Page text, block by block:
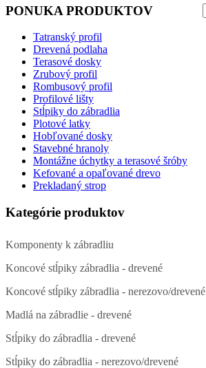
PONUKA PRODUKTOV
Tatranský profil
Drevená podlaha
Terasové dosky
Zrubový profil
Rombusový profil
Profilové lišty
Stĺpiky do zábradlia
Plotové latky
Hobľované dosky
Stavebné hranoly
Montážne úchytky a terasové šróby
Kefované a opaľované drevo
Prekladaný strop
Kategórie produktov
Komponenty k zábradliu
Koncové stĺpiky zábradlia - drevené
Koncové stĺpiky zábradlia - nerezovo/drevené
Madlá na zábradlie - drevené
Stĺpiky do zábradlia - drevené
Stĺpiky do zábradlia - nerezovo/drevené